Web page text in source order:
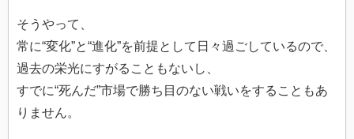
そうやって、
常に“変化”と“進化”を前提として日々過ごしているので、
過去の栄光にすがることもないし、
すでに“死んだ”市場で勝ち目のない戦いをすることもあ
りません。